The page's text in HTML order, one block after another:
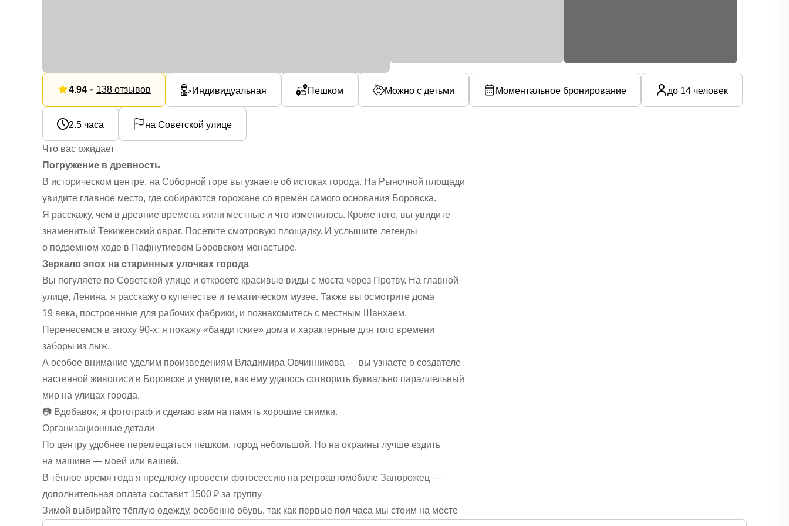
4.94 138 отзывов Индивидуальная Пешком Можно с детьми Моментальное бронирование до 14 человек
2.5 часа на Советской улице
Что вас ожидает
Погружение в древность
В историческом центре, на Соборной горе вы узнаете об истоках города. На Рыночной площади
увидите главное место, где собираются горожане со времён самого основания Боровска.
Я расскажу, чем в древние времена жили местные и что изменилось. Кроме того, вы увидите
знаменитый Текиженский овраг. Посетите смотровую площадку. И услышите легенды
о подземном ходе в Пафнутиевом Боровском монастыре.
Зеркало эпох на старинных улочках города
Вы погуляете по Советской улице и откроете красивые виды с моста через Протву. На главной
улице, Ленина, я расскажу о купечестве и тематическом музее. Также вы осмотрите дома
19 века, построенные для рабочих фабрики, и познакомитесь с местным Шанхаем.
Перенесемся в эпоху 90-х: я покажу «бандитские» дома и характерные для того времени
заборы из лыж.
А особое внимание уделим произведениям Владимира Овчинникова — вы узнаете о создателе
настенной живописи в Боровске и увидите, как ему удалось сотворить буквально параллельный
мир на улицах города.
📷 Вдобавок, я фотограф и сделаю вам на память хорошие снимки.
Организационные детали
По центру удобнее перемещаться пешком, город небольшой. Но на окраины лучше ездить
на машине — моей или вашей.
В тёплое время года я предложу провести фотосессию на ретроавтомобиле Запорожец —
дополнительная оплата составит 1500 ₽ за группу
Зимой выбирайте тёплую одежду, особенно обувь, так как первые пол часа мы стоим на месте